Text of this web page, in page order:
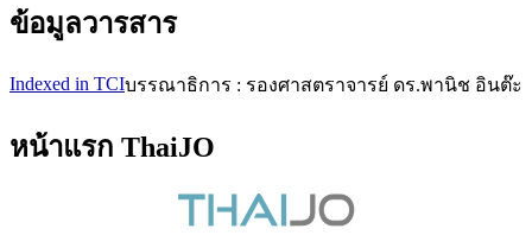
ข้อมูลวารสาร
Indexed in TCIบรรณาธิการ : รองศาสตราจารย์ ดร.พานิช อินต๊ะ
หน้าแรก ThaiJO